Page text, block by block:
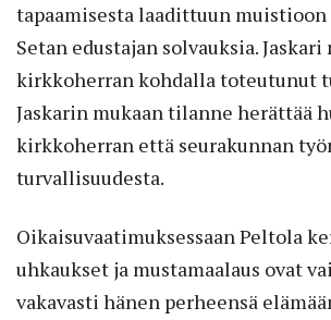
tapaamisesta laadittuun
Setan edustajan solvauksia.
kirkkoherran kohdalla toteutunut
Jaskarin mukaan tilanne herättää
kirkkoherran että seurakunnan
turvallisuudesta.
Oikaisuvaatimuksessaan Peltola
uhkaukset ja mustamaalaus ovat
vakavasti hänen perheensä